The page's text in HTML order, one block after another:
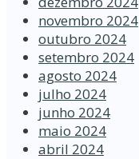
novembro 2024
outubro 2024
setembro 2024
agosto 2024
julho 2024
junho 2024
maio 2024
abril 2024